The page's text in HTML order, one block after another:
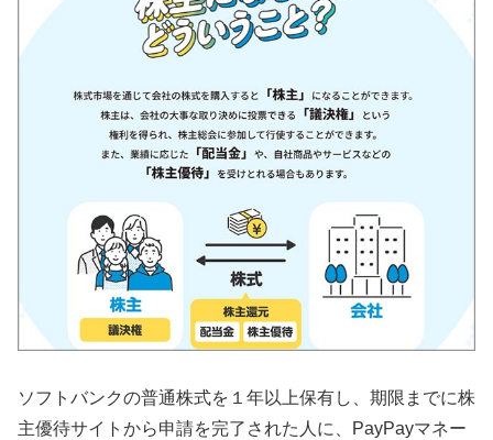
ソフトバンクの普通株式を１年以上保有し、期限までに株
主優待サイトから申請を完了された人に、PayPayマネー